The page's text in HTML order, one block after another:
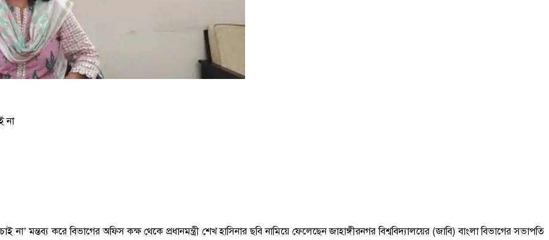
না
মন্তব্য করে বিভাগের অফিস কক্ষ থেকে প্রধানমন্ত্রী শেখ হাসিনার ছবি নামিয়ে ফেলেছেন জাহাঙ্গীরনগর বিশ্ববিদ্যালয়ের (জাবি) বাংলা বিভাগের সভাপতি